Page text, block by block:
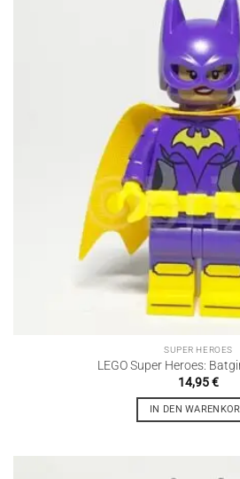
SUPER HEROES
LEGO Super Heroes:
14,95€
IN DEN